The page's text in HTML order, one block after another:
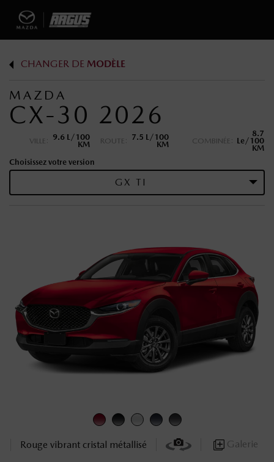
CHANGER DE MODÈLE
MAZDA
CX-30 2026
VILLE: 9.6 L/100
KM
ROUTE: 7.5 L/100
KM
COMBINÉE:
8.7
Le/100
KM
Choisissez votre version
GX TI
Rouge vibrant cristal métallisé Galerie